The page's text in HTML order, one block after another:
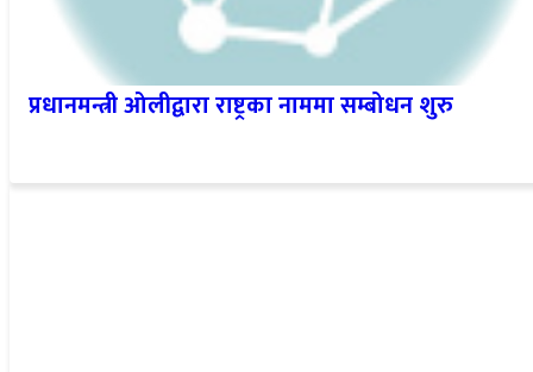
प्रधानमन्त्री ओलीद्वारा राष्ट्रका नाममा सम्बोधन शुरु